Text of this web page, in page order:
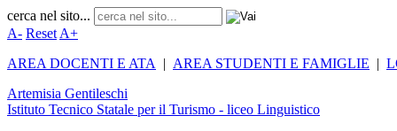
cerca nel sito...
A- Reset A+
AREA DOCENTI E ATA
| AREA STUDENTI E FAMIGLIE |
Artemisia Gentileschi
Istituto Tecnico Statale per il Turismo - liceo Linguistico